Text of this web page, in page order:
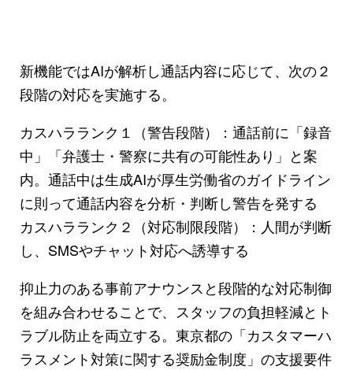
新機能ではAIが解析し通話内容に応じて、次の２
段階の対応を実施する。
カスハラランク１（警告段階）：通話前に「録音
中」「弁護士・警察に共有の可能性あり」と案
内。通話中は生成AIが厚生労働省のガイドライン
に則って通話内容を分析・判断し警告を発する
カスハラランク２（対応制限段階）：人間が判断
し、SMSやチャット対応へ誘導する
抑止力のある事前アナウンスと段階的な対応制御
を組み合わせることで、スタッフの負担軽減とト
ラブル防止を両立する。東京都の「カスタマーハ
ラスメント対策に関する奨励金制度」の支援要件